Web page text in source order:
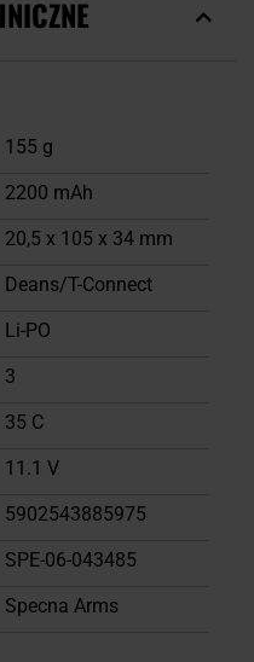
155 g
2200 mAh
20,5 x 105 x 34 mm
Deans/T-Connect
Li-PO
3
35 C
11.1 V
5902543885975
SPE-06-043485
Specna Arms